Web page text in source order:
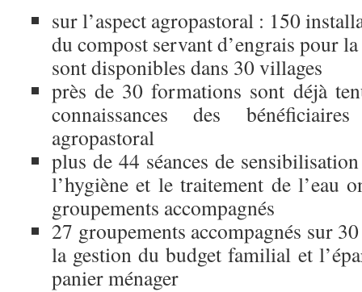
sur l’aspect agropastoral : 150
du compost servant d’engrais pour
sont disponibles dans 30 villages
près de 30 formations sont déjà
connaissances des
agropastoral
plus de 44 séances de
l’hygiène et le traitement de l’eau
groupements accompagnés
27 groupements accompagnés sur
la gestion du budget familial et
panier ménager